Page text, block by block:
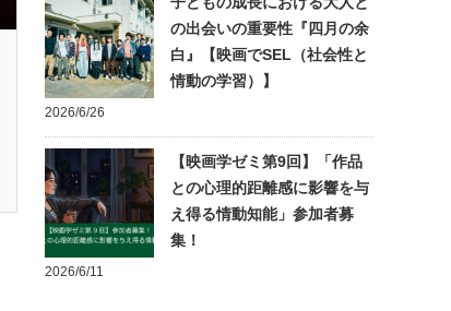
の出会いの重要性『四月の余
白』【映画でSEL（社会性と
情動の学習）】
2026/6/26
【映画学ゼミ第9回】「作品
との心理的距離感に影響を与
え得る情動知能」参加者募
集！
2026/6/11